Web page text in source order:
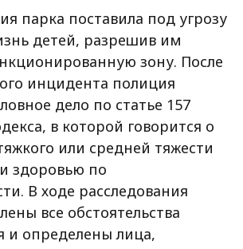
парка поставила под угрозу
детей, разрешив им
зону. После
инцидента полиция
дело по статье 157
в которой говорится о
или средней тяжести
здоровью по
В ходе расследования
все обстоятельства
и определены лица,